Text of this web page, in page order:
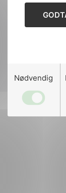
Nødvendig
Designed and